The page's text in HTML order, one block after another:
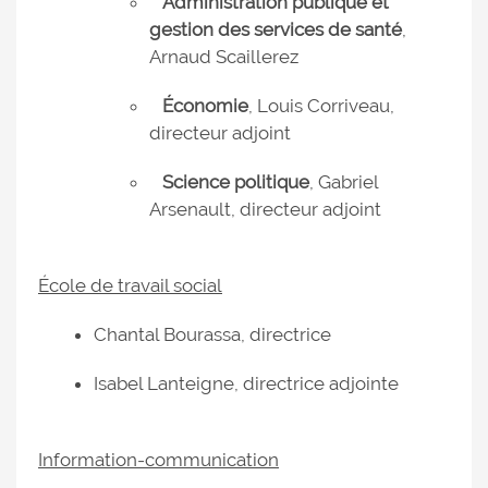
gestion des services de santé,
Arnaud Scaillerez
Économie, Louis Corriveau,
directeur adjoint
Science politique, Gabriel
Arsenault, directeur adjoint
École de travail social
Chantal Bourassa, directrice
Isabel Lanteigne, directrice adjointe
Information-communication